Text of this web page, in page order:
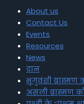
About us
Contact Us
Events
Resources
News
दान
भृगुवंशी ब्राह्मण
असली ब्राह्मण